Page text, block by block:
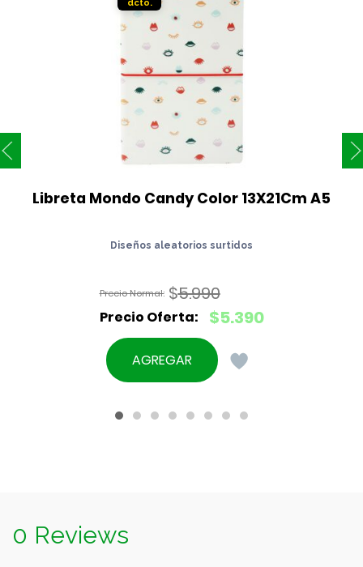
Libreta Mondo Candy Color 13X21Cm A5
Diseños aleatorios surtidos
$5.990
El
precio
original
$5.390
El
precio
actual
$5.390.
AGREGAR
0 Reviews